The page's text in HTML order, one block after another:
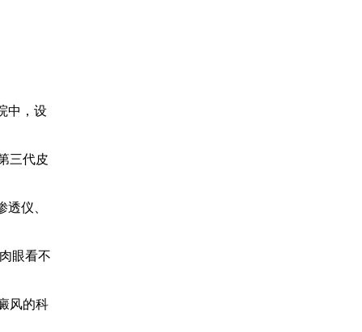
中，设
三代皮
仪、
眼看不
风的科